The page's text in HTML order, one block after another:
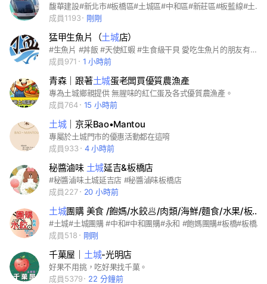
馥華建設#新北市#板橋區#土城區#中和區#新莊區#板藍線#土城海山站#新莊丹鳳站#中和橋和站#新高創#新聯陽
成員1193
剛剛
猛甲生魚片（土城店）
#生魚片 #丼飯 #天使紅蝦 #生食級干貝 愛吃生魚片的朋友有福啦！艋舺生魚片將在土城金城路三段260號為大家服務啦！採現點現做新鮮生魚片，可以先在群組先行點餐預約幾點來取喔！
成員971
1 小時前
青森｜跟著土城蛋老闆買優質農漁產
專為土城鄉親提供 無腥味的紅仁蛋及各式優質農漁產。
成員764
15 小時前
土城｜京采Bao•Mantou
專屬於土城門市的優惠活動都在這唷
成員933
4 小時前
秘醬滷味 土城延吉&板橋店
#秘醬滷味土城延吉店 #秘醬滷味板橋店
成員227
20 小時前
土城團購 美食 /飽媽/水餃🥟/肉類/海鮮/麵食/水果/板橋 中和 三峽 樹林 新莊 區都有送.
#土城#土城團購 #中和#中和團購#永和 #飽媽團購#板橋#板橋團購#樹林#三峽#新店#新莊#三重#鶯歌#台北#好市多代購#好市多#costco#機車快遞#免運費 #水餃 #餃子 #高麗菜 #韭菜 #玉米 #剝皮辣椒 #泡菜 #團購 #代購 #雞肉芹菜#水餃#海鮮#肉類#蔬菜#水果#火鍋#燒烤#雞排#奶茶#飲品#麵食#麵包 #蛋糕 #甜點 #土城水餃 #Dumplings #寶媽團購#寶媽
成員518
剛剛
千菓屋｜ 土城-光明店
好果不用挑，吃好果找千菓。
成員5379
22 分鐘前